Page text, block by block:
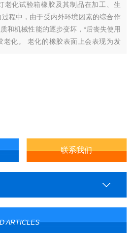
老化试验箱橡胶及其制品在加工、生
程中，由于受内外环境因素的综合作
和机械性能的逐步变坏，*后丧失使用
老化。 老化的橡胶表面上会表现为发
要因素，所以橡胶氙灯老化试验箱即
联系我们
ARTICLES